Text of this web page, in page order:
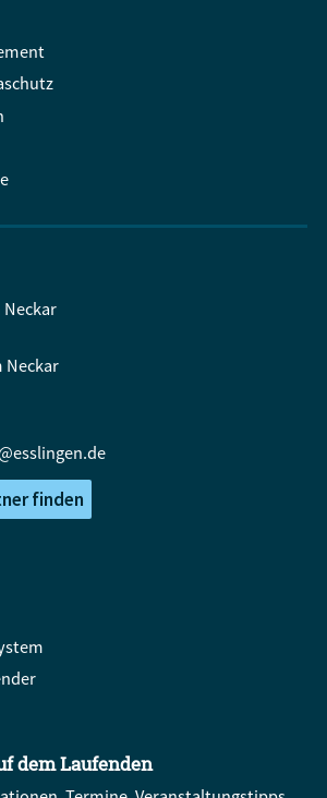
Neckar
Neckar
finden
dem Laufenden